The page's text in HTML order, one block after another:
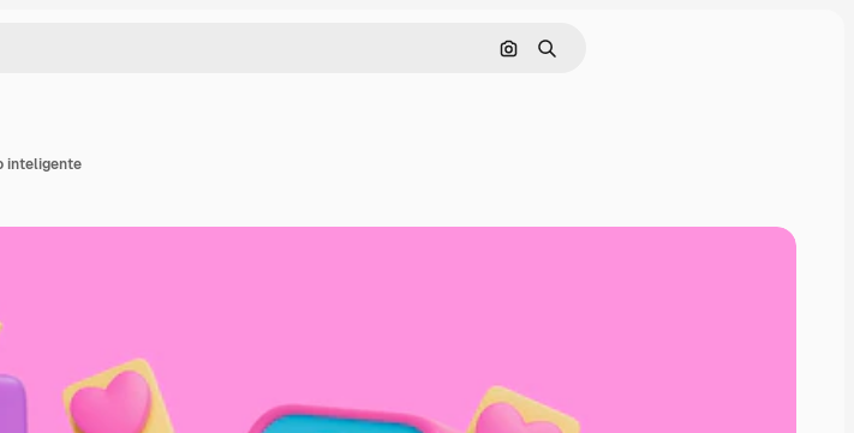
Buscar por imagen
Buscar
inteligente